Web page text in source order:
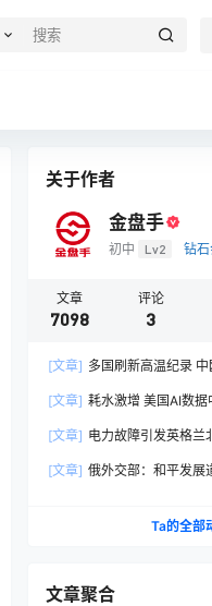
关于作者
金盘手
初中 Lv2 钻
文章
7098
评论
3
[文章] 多国刷新高温纪录
[文章] 耗水激增 美国AI数
[文章] 电力故障引发英格兰
[文章] 俄外交部：和平发展
Ta的全部
文章聚合